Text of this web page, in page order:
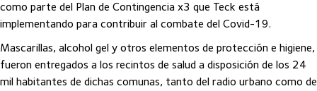
como parte del Plan de Contingencia x3 que Teck está
implementando para contribuir al combate del Covid-19.
Mascarillas, alcohol gel y otros elementos de protección e higiene,
fueron entregados a los recintos de salud a disposición de los 24
mil habitantes de dichas comunas, tanto del radio urbano como de